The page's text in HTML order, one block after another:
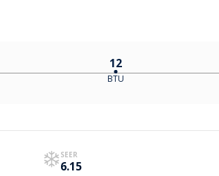
12
BTU
SEER
6.15